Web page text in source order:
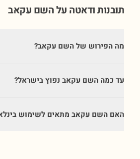
תובנות ודאטה על השם עקאב
מה הפירוש של השם עקאב?
עד כמה השם עקאב נפוץ בישראל?
האם השם עקאב מתאים לשימוש